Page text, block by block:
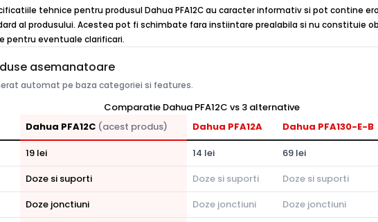
tehnice pentru produsul Dahua PFA12C au caracter informativ si pot contine
al produsului. Acestea pot fi schimbate fara instiintare prealabila si nu constituie
pentru eventuale clarificari.
asemanatoare
automat pe baza categoriei si features.
Comparatie Dahua PFA12C vs 3 alternative
Dahua PFA12C (acest produs) Dahua PFA12A Dahua PFA130-E-B
19 lei 14 lei 69 lei
Doze si suporti Doze si suporti Doze si suporti
Doze jonctiuni Doze jonctiuni Doze jonctiuni